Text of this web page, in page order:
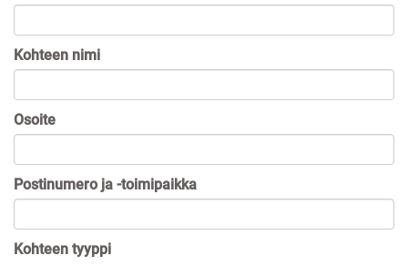
Kohteen nimi
Osoite
Postinumero ja -toimipaikka
Kohteen tyyppi